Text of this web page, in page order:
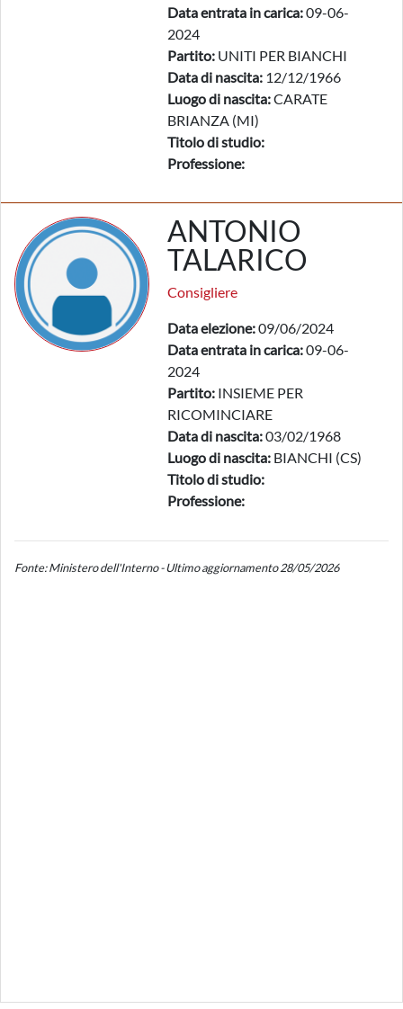
Data entrata in carica:09-06-
2024
Partito: UNITI PER BIANCHI
Data di nascita: 12/12/1966
Luogo di nascita:CARATE
BRIANZA (MI)
Titolo di studio:
Professione:
ANTONIO
TALARICO
Consigliere
Data elezione:09/06/2024
Data entrata in carica:09-06-
2024
Partito: INSIEME PER
RICOMINCIARE
Data di nascita:03/02/1968
Luogo di nascita: BIANCHI (CS)
Titolo di studio:
Professione:
Fonte: Ministero dell'Interno - Ultimo aggiornamento 28/05/2026